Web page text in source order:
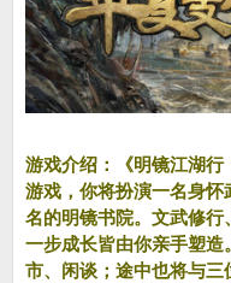
游戏介绍：《明镜江湖
游戏，你将扮演一名身
名的明镜书院。文武修
一步成长皆由你亲手塑
市、闲谈；途中也将与